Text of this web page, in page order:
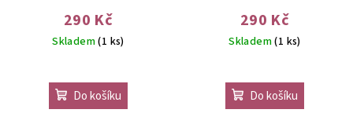
290 Kč
Skladem(1 ks)
Do košíku
290 Kč
Skladem(1 ks)
Do košíku